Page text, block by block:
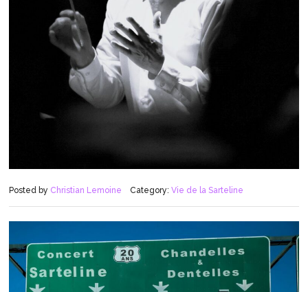
Posted by Christian Lemoine Category: Vie de la Sarteline